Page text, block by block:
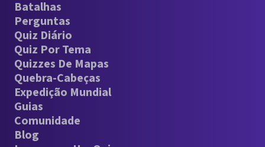
Batalhas
Perguntas
Quiz Diário
Quiz Por Tema
Quizzes De Mapas
Quebra-Cabeças
Expedição Mundial
Guias
Comunidade
Blog